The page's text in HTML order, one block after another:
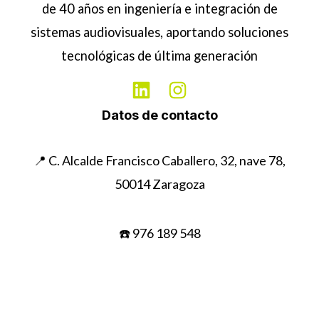
de 40 años en ingeniería e integración de
sistemas audiovisuales, aportando soluciones
tecnológicas de última generación
Datos de contacto
📍 C. Alcalde Francisco Caballero, 32, nave 78,
50014 Zaragoza
☎️ 976 189 548